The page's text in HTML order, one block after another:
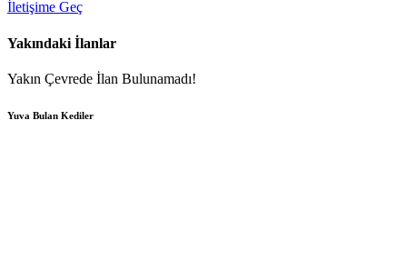
İletişime Geç
Yakındaki İlanlar
Yakın Çevrede İlan Bulunamadı!
Yuva Bulan Kediler